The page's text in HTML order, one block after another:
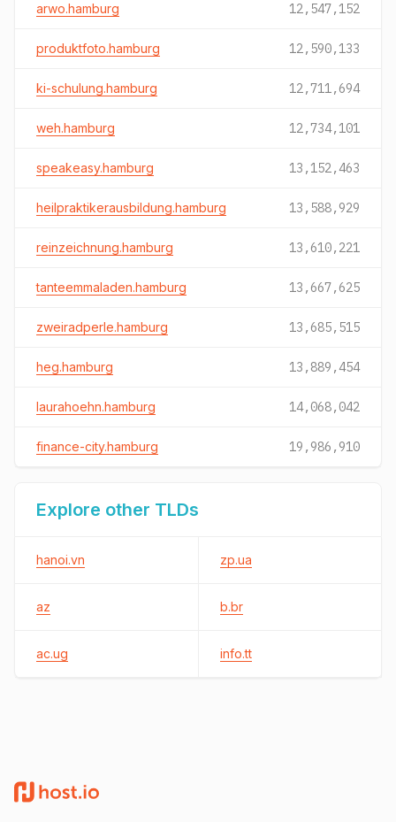
arwo.hamburg 12,547,152
produktfoto.hamburg 12,590,133
ki-schulung.hamburg 12,711,694
weh.hamburg 12,734,101
speakeasy.hamburg 13,152,463
heilpraktikerausbildung.hamburg 13,588,929
reinzeichnung.hamburg 13,610,221
tanteemmaladen.hamburg 13,667,625
zweiradperle.hamburg 13,685,515
heg.hamburg 13,889,454
laurahoehn.hamburg 14,068,042
finance-city.hamburg 19,986,910
Explore other TLDs
hanoi.vn zp.ua
az b.br
ac.ug info.tt